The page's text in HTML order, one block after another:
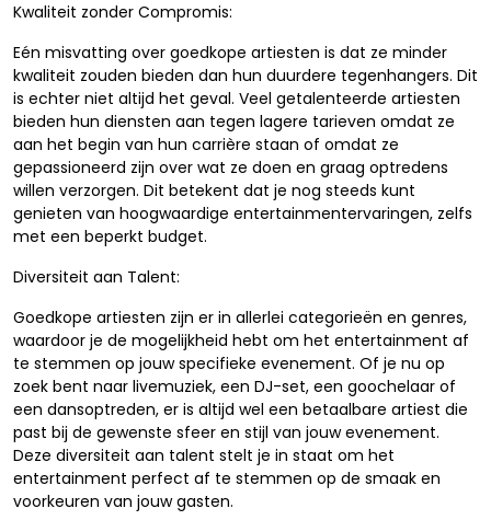
Kwaliteit zonder Compromis:
Eén misvatting over goedkope artiesten is dat ze minder
kwaliteit zouden bieden dan hun duurdere tegenhangers. Dit
is echter niet altijd het geval. Veel getalenteerde artiesten
bieden hun diensten aan tegen lagere tarieven omdat ze
aan het begin van hun carrière staan of omdat ze
gepassioneerd zijn over wat ze doen en graag optredens
willen verzorgen. Dit betekent dat je nog steeds kunt
genieten van hoogwaardige entertainmentervaringen, zelfs
met een beperkt budget.
Diversiteit aan Talent:
Goedkope artiesten zijn er in allerlei categorieën en genres,
waardoor je de mogelijkheid hebt om het entertainment af
te stemmen op jouw specifieke evenement. Of je nu op
zoek bent naar livemuziek, een DJ-set, een goochelaar of
een dansoptreden, er is altijd wel een betaalbare artiest die
past bij de gewenste sfeer en stijl van jouw evenement.
Deze diversiteit aan talent stelt je in staat om het
entertainment perfect af te stemmen op de smaak en
voorkeuren van jouw gasten.